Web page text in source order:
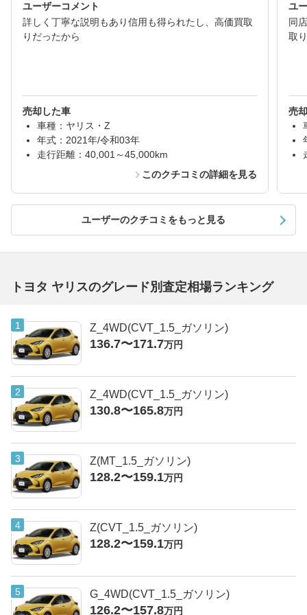
ユーザーコメント
詳しく丁寧な説明もあり信用も得られたし、高価買取
りだったから
売却した車
車種：ヤリス・Z
年式：2021年/令和03年
走行距離：40,001～45,000km
このクチコミの詳細を見る
ユ
同
取
売
ユーザーのクチコミをもっと見る
トヨタ ヤリスのグレード別査定相場ランキング
Z_4WD(CVT_1.5_ガソリン)
136.7〜171.7万円
Z_4WD(CVT_1.5_ガソリン)
130.8〜165.8万円
Z(MT_1.5_ガソリン)
128.2〜159.1万円
Z(CVT_1.5_ガソリン)
128.2〜159.1万円
G_4WD(CVT_1.5_ガソリン)
126.2〜157.8万円